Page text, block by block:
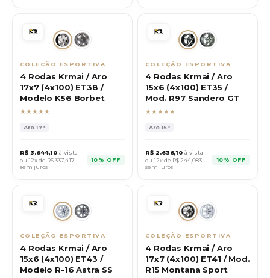
COLEÇÃO ESPORTIVA
4 Rodas Krmai / Aro
17x7 (4x100) ET38 /
Modelo K56 Borbet
★★★★★
Aro17"
R$ 3.644,10 à vista
ou 12x de R$337,417
sem juros
10% OFF
COLEÇÃO ESPORTIVA
4 Rodas Krmai / Aro
15x6 (4x100) ET35 /
Mod. R97 Sandero GT
★★★★★
Aro15"
R$ 2.636,10 à vista
ou 12x de R$244,083
sem juros
10% OFF
COLEÇÃO ESPORTIVA
4 Rodas Krmai / Aro
15x6 (4x100) ET43 /
Modelo R-16 Astra SS
COLEÇÃO ESPORTIVA
4 Rodas Krmai / Aro
17x7 (4x100) ET41 / Mod.
R15 Montana Sport